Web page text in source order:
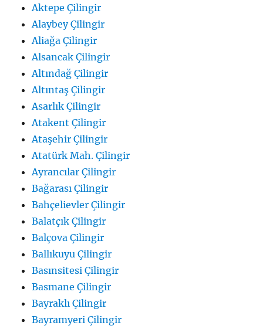
Aktepe Çilingir
Alaybey Çilingir
Aliağa Çilingir
Alsancak Çilingir
Altındağ Çilingir
Altıntaş Çilingir
Asarlık Çilingir
Atakent Çilingir
Ataşehir Çilingir
Atatürk Mah. Çilingir
Ayrancılar Çilingir
Bağarası Çilingir
Bahçelievler Çilingir
Balatçık Çilingir
Balçova Çilingir
Ballıkuyu Çilingir
Basınsitesi Çilingir
Basmane Çilingir
Bayraklı Çilingir
Bayramyeri Çilingir